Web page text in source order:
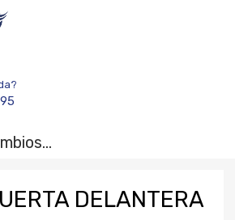
DELANTERA